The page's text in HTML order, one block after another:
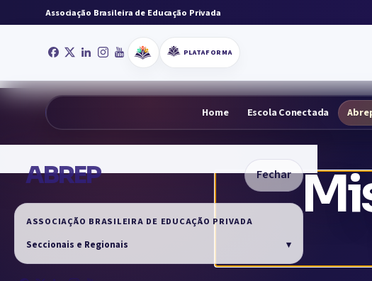
Associação Brasileira de Educação Privada
PLATAFORMA
Home Escola Conectada
ABREP Fechar
ASSOCIAÇÃO BRASILEIRA DE EDUCAÇÃO PRIVADA
Seccionais e Regionais
▾